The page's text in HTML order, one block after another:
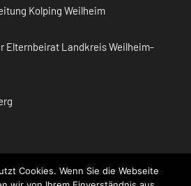
Kolping Weilheim
Elternbeirat Landkreis Weilheim-
Cookies. Wenn Sie die Webseite